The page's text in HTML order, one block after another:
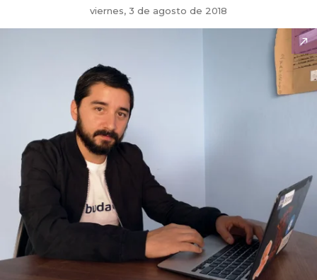
viernes, 3 de agosto de 2018